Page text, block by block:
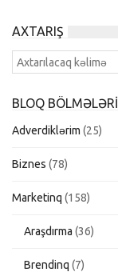
AXTARIŞ
BLOQ BÖLMƏLƏRI
Adverdiklərim (25)
Biznes (78)
Marketinq (158)
Araşdırma (36)
Brendinq (7)